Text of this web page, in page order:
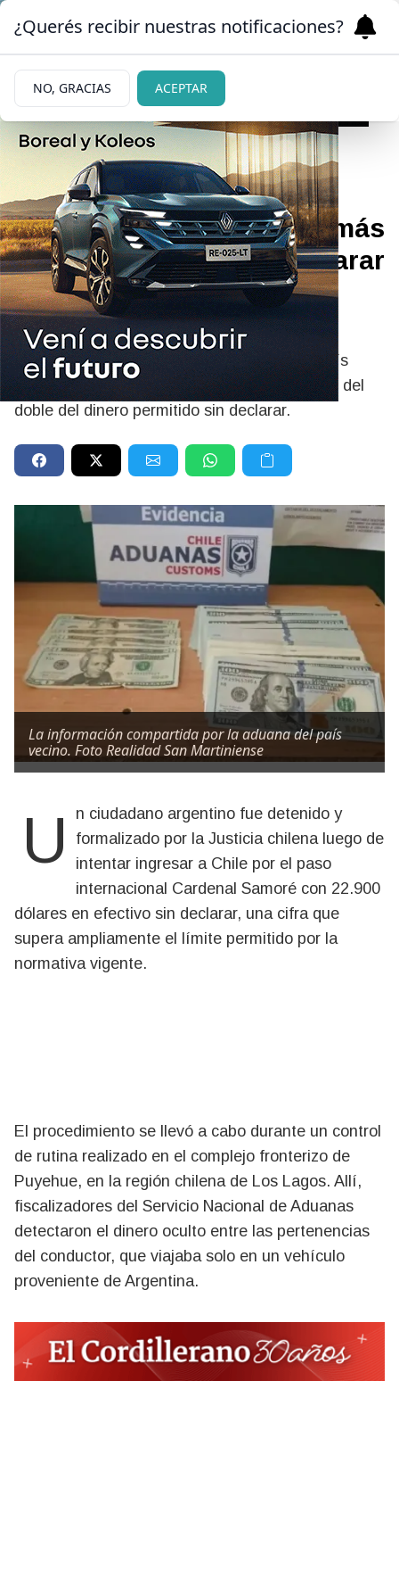
10/05/2026
Quiso cruzar a Chile con más
de 22 mil dólares sin declarar
y terminó detenido en el
Samoré
El ciudadano argentino intentó ingresar al país
vecino por el paso Cardenal Samoré con más del
doble del dinero permitido sin declarar.
La información compartida por la aduana del país
vecino. Foto Realidad San Martiniense
Un ciudadano argentino fue detenido y
formalizado por la Justicia chilena luego de
intentar ingresar a Chile por el paso
internacional Cardenal Samoré con 22.900
dólares en efectivo sin declarar, una cifra que
supera ampliamente el límite permitido por la
normativa vigente.
El procedimiento se llevó a cabo durante un control
de rutina realizado en el complejo fronterizo de
Puyehue, en la región chilena de Los Lagos. Allí,
fiscalizadores del Servicio Nacional de Aduanas
detectaron el dinero oculto entre las pertenencias
del conductor, que viajaba solo en un vehículo
proveniente de Argentina.
¿Querés recibir nuestras notificaciones?
NO, GRACIAS ACEPTAR